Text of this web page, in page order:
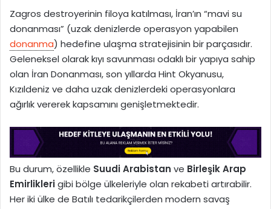
Zagros destroyerinin filoya katılması, İran’ın “mavi su
donanması” (uzak denizlerde operasyon yapabilen
donanma) hedefine ulaşma stratejisinin bir parçasıdır.
Geleneksel olarak kıyı savunması odaklı bir yapıya sahip
olan İran Donanması, son yıllarda Hint Okyanusu,
Kızıldeniz ve daha uzak denizlerdeki operasyonlara
ağırlık vererek kapsamını genişletmektedir.
Bu durum, özellikle Suudi Arabistan ve Birleşik Arap
Emirliklerigibi bölge ülkeleriyle olan rekabeti artırabilir.
Her iki ülke de Batılı tedarikçilerden modern savaş